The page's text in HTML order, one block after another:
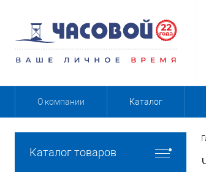
О компании Каталог
Каталог товаров